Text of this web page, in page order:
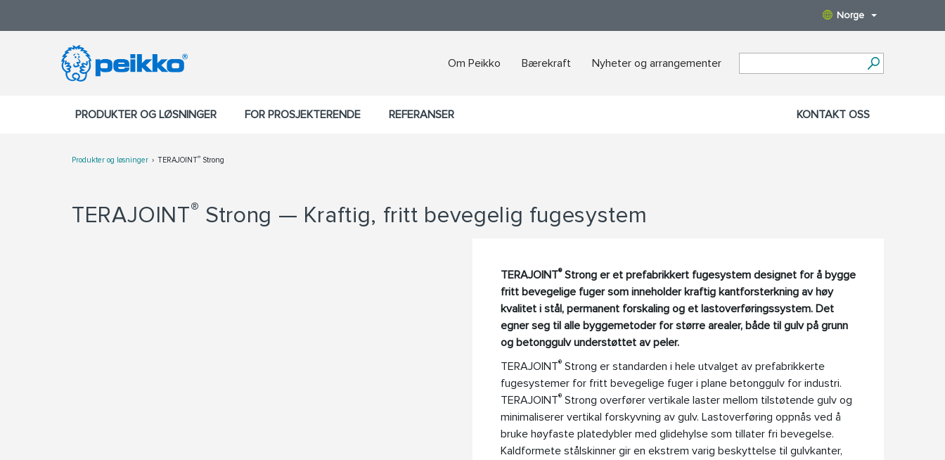
Norge
Om Peikko Bærekraft Nyheter og arrangementer
PRODUKTER OG LØSNINGER FOR PROSJEKTERENDE REFERANSER KONTAKT OSS
Produkter og løsninger TERAJOINT® Strong
TERAJOINT® Strong — Kraftig, fritt bevegelig fugesystem
TERAJOINT®Strong er et prefabrikkert fugesystem designet for å bygge
fritt bevegelige fuger som inneholder kraftig kantforsterkning av høy
kvalitet i stål, permanent forskaling og et lastoverføringssystem. Det
egner seg til alle byggemetoder for større arealer, både til gulv på grunn
og betonggulv understøttet av peler.
TERAJOINT® Strong er standarden i hele utvalget av prefabrikkerte
fugesystemer for fritt bevegelige fuger i plane betonggulv for industri.
TERAJOINT® Strong overfører vertikale laster mellom tilstøtende gulv og
minimaliserer vertikal forskyvning av gulv. Lastoverføring oppnås ved å
bruke høyfaste platedybler med glidehylse som tillater fri bevegelse.
Kaldformete stålskinner gir en ekstrem varig beskyttelse til gulvkanter,